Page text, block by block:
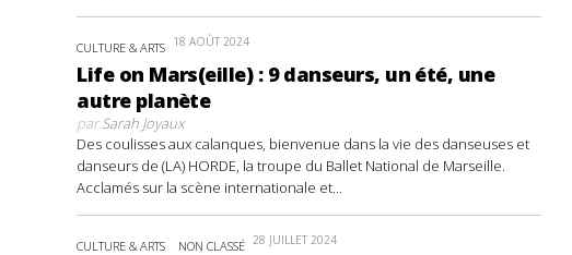
CULTURE & ARTS 18 AOÛT 2024
Life on Mars(eille) : 9 danseurs, un été, une
autre planète
parSarah Joyaux
Des coulisses aux calanques, bienvenue dans la vie des danseuses et
danseurs de (LA) HORDE, la troupe du Ballet National de Marseille.
Acclamés sur la scène internationale et...
CULTURE & ARTS NON CLASSÉ 28 JUILLET 2024